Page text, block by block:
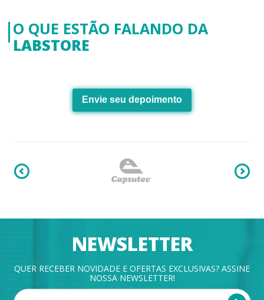
O QUE ESTÃO FALANDO DA
LABSTORE
Envie seu depoimento
NEWSLETTER
QUER RECEBER NOVIDADE E OFERTAS EXCLUSIVAS? ASSINE
NOSSA NEWSLETTER!